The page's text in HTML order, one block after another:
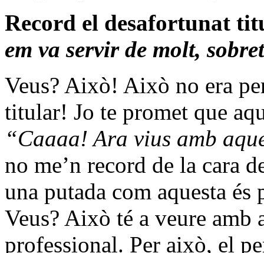
Record el desafortunat
em va servir de molt,
Veus? Això! Això no era
titular! Jo te promet que
“Caaaa! Ara vius amb
no me’n record de la cara
una putada com aquesta
Veus? Això té a veure amb
professional. Per això, el